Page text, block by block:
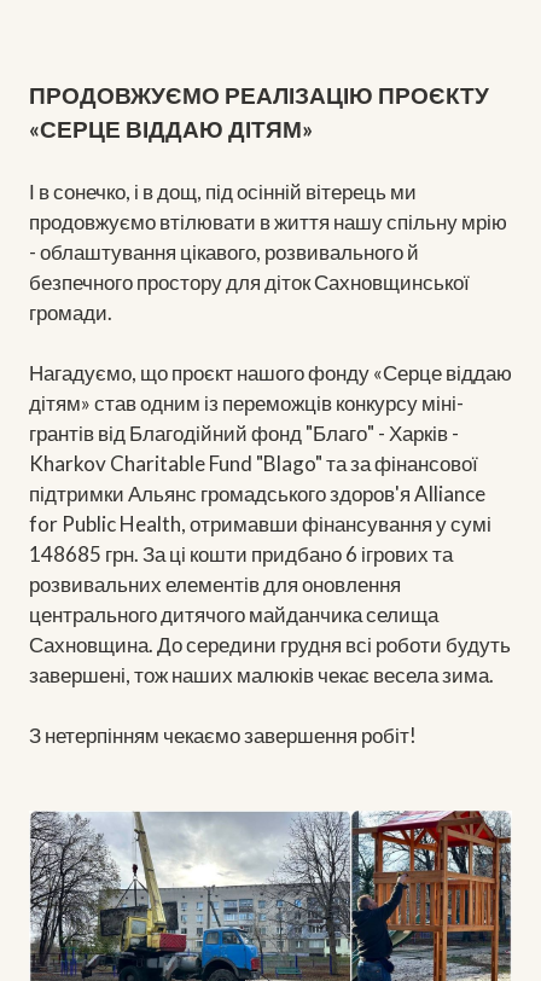
ПРОДОВЖУЄМО РЕАЛІЗАЦІЮ ПРОЄКТУ
«СЕРЦЕ ВІДДАЮ ДІТЯМ»
І в сонечко, і в дощ, під осінній вітерець ми
продовжуємо втілювати в життя нашу спільну мрію
- облаштування цікавого, розвивального й
безпечного простору для діток Сахновщинської
громади.
Нагадуємо, що проєкт нашого фонду «Серце віддаю
дітям» став одним із переможців конкурсу міні-
грантів від Благодійний фонд "Благо" - Харків -
Kharkov Charitable Fund "Blago" та за фінансової
підтримки Альянс громадського здоров'я Alliance
for Public Health, отримавши фінансування у сумі
148685 грн. За ці кошти придбано 6 ігрових та
розвивальних елементів для оновлення
центрального дитячого майданчика селища
Сахновщина. До середини грудня всі роботи будуть
завершені, тож наших малюків чекає весела зима.
З нетерпінням чекаємо завершення робіт!